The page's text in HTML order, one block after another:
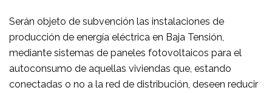
Serán objeto de subvención las instalaciones de
producción de energía eléctrica en Baja Tensión,
mediante sistemas de paneles fotovoltaicos para el
autoconsumo de aquellas viviendas que, estando
conectadas o no a la red de distribución, deseen reducir